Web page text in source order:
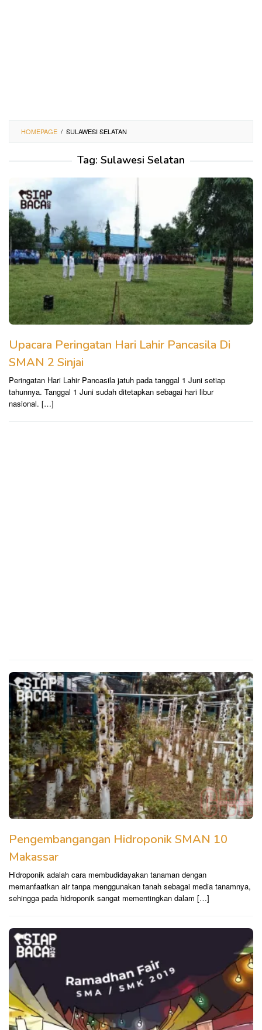
HOMEPAGE / SULAWESI SELATAN
Tag: Sulawesi Selatan
Upacara Peringatan Hari Lahir Pancasila Di
SMAN 2 Sinjai
Peringatan Hari Lahir Pancasila jatuh pada tanggal 1 Juni setiap
tahunnya. Tanggal 1 Juni sudah ditetapkan sebagai hari libur
nasional. […]
Pengembangangan Hidroponik SMAN 10
Makassar
Hidroponik adalah cara membudidayakan tanaman dengan
memanfaatkan air tanpa menggunakan tanah sebagai media tanamnya,
sehingga pada hidroponik sangat mementingkan dalam […]